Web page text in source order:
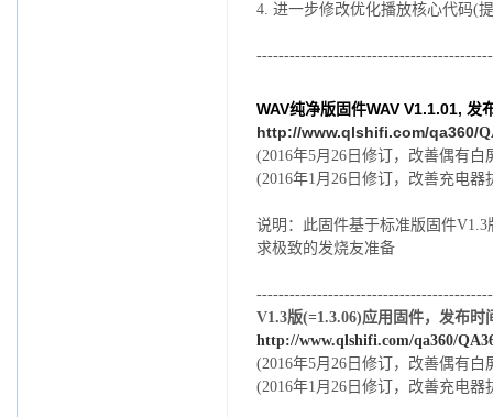
4. 进一步修改优化播放核心代码(
WAV纯净版固件WAV V1.1.01,
http://www.qlshifi.com/qa360/
(2016年5月26日修订，改善偶有白
(2016年1月26日修订，改善充电
说明：此固件基于标准版固件
求极致的发烧友准备
V1.3版(=1.3.06)应用固件，发布
http://www.qlshifi.com/qa360/
(2016年5月26日修订，改善偶有白
(2016年1月26日修订，改善充电